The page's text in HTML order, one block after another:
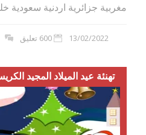
مغربية جزائرية اردنية سعودية
13/02/2022 600 تعليق
تهنئة عيد الميلاد المجيد